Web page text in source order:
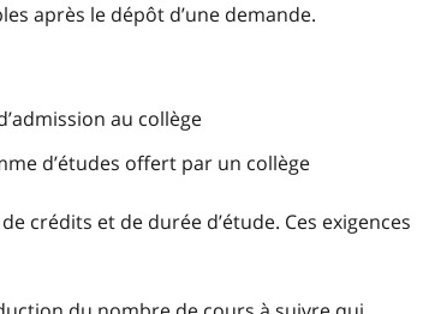
après le dépôt d’une demande.
au collège
d’études offert par un collège
crédits et de durée d’étude. Ces exigences